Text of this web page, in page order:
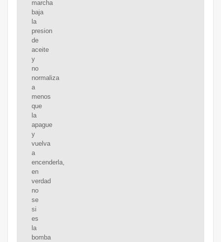
marcha
baja
la
presion
de
aceite
y
no
normaliza
a
menos
que
la
apague
y
vuelva
a
encenderla,
en
verdad
no
se
si
es
la
bomba